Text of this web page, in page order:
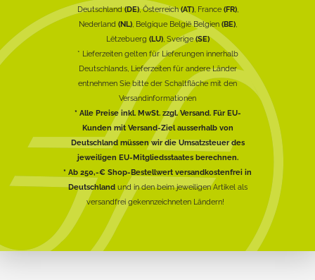
Deutschland(DE), Österreich(AT), France (FR),
Nederland (NL), Belgique België Belgien (BE),
Lëtzebuerg (LU), Sverige(SE)
* Lieferzeiten gelten für Lieferungen innerhalb
Deutschlands, Lieferzeiten für andere Länder
entnehmen Sie bitte der Schaltfläche mit den
Versandinformationen
* Alle Preise inkl. MwSt. zzgl. Versand. Für EU-
Kunden mit Versand-Ziel ausserhalb von
Deutschland müssen wir die Umsatzsteuer des
jeweiligen EU-Mitgliedsstaates berechnen.
* Ab 250,-€ Shop-Bestellwert versandkostenfrei in
Deutschlandund in den beim jeweiligen Artikel als
versandfrei gekennzeichneten Ländern!